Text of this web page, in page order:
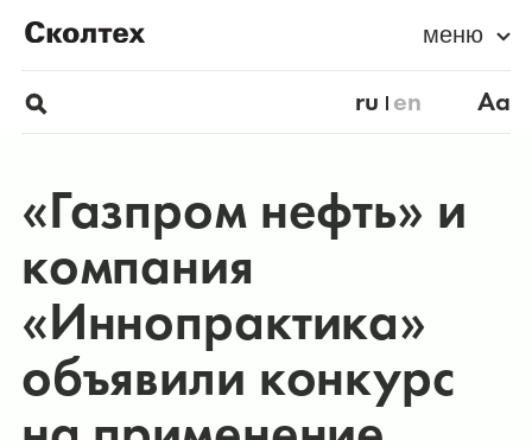
меню
ru en Aa
«Газпром нефть» и
компания
«Иннопрактика»
объявили конкурс